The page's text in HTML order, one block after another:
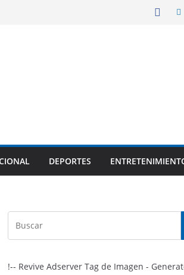
DEPORTES
!-- Revive Adserver Tag de Imagen -